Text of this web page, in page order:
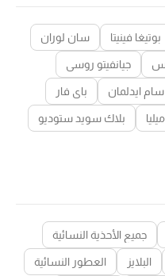
بوتيغا فينيتا سان لوران
جيانفيتو روسي
سام ايدلمان باي فار
بلاك سويد ستوديو
جميع الأحذية النسائية
البلايز العطور النسائية